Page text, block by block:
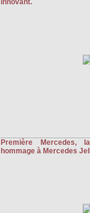
innovant.
Première
hommage à Mercedes